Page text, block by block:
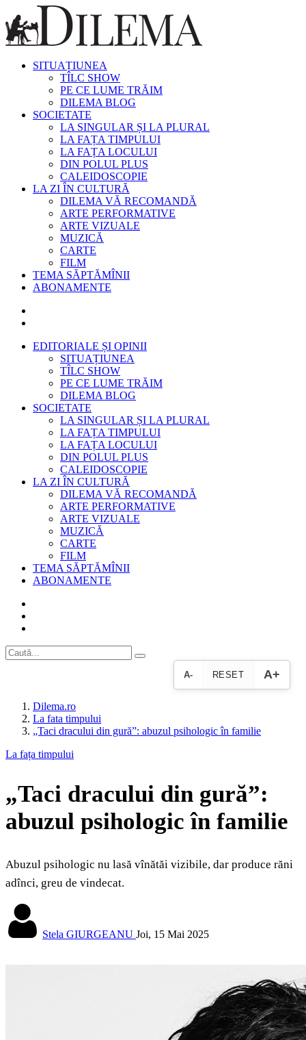
SITUAȚIUNEA
TÎLC SHOW
PE CE LUME TRĂIM
DILEMA BLOG
SOCIETATE
LA SINGULAR ȘI LA PLURAL
LA FAȚA TIMPULUI
LA FAȚA LOCULUI
DIN POLUL PLUS
CALEIDOSCOPIE
LA ZI ÎN CULTURĂ
DILEMA VĂ RECOMANDĂ
ARTE PERFORMATIVE
ARTE VIZUALE
MUZICĂ
CARTE
FILM
TEMA SĂPTĂMÎNII
ABONAMENTE
EDITORIALE ȘI OPINII
SITUAȚIUNEA
TÎLC SHOW
PE CE LUME TRĂIM
DILEMA BLOG
SOCIETATE
LA SINGULAR ȘI LA PLURAL
LA FAȚA TIMPULUI
LA FAȚA LOCULUI
DIN POLUL PLUS
CALEIDOSCOPIE
LA ZI ÎN CULTURĂ
DILEMA VĂ RECOMANDĂ
ARTE PERFORMATIVE
ARTE VIZUALE
MUZICĂ
CARTE
FILM
TEMA SĂPTĂMÎNII
ABONAMENTE
A- RESET A+
Dilema.ro
La fata timpului
„Taci dracului din gură”: abuzul psihologic în familie
La fața timpului
„Taci dracului din gură”:
abuzul psihologic în familie
Abuzul psihologic nu lasă vînătăi vizibile, dar produce răni
adînci, greu de vindecat.
Stela GIURGEANU Joi, 15 Mai 2025